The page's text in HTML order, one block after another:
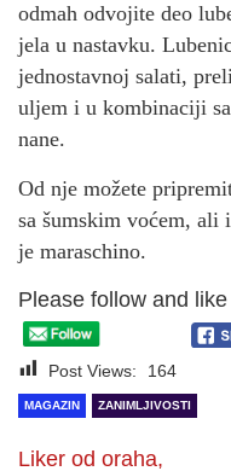
odmah odvojite deo
jela u nastavku.
jednostavnoj salati,
uljem i u kombinaciji
nane.
Od nje možete
sa šumskim voćem,
je maraschino.
Please follow and
Post Views: 164
MAGAZIN ZANIMLJIVOSTI
Liker od oraha,